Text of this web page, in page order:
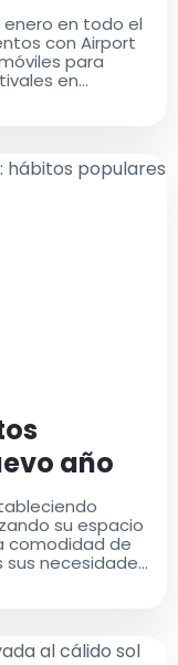
enero en todo el
con Airport
para
en
año
su espacio
comodidad de
necesidades